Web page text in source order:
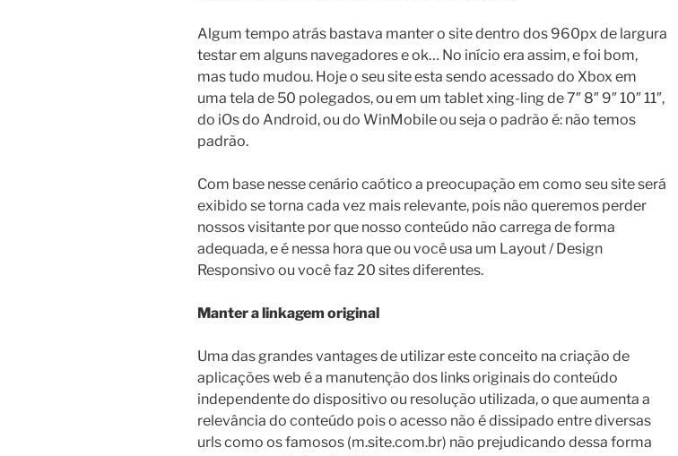
Algum tempo atrás bastava manter o site dentro dos 960px de largura
testar em alguns navegadores e ok… No início era assim, e foi bom,
mas tudo mudou. Hoje o seu site esta sendo acessado do Xbox em
uma tela de 50 polegados, ou em um tablet xing-ling de 7″ 8″ 9″ 10″ 11″,
do iOs do Android, ou do WinMobile ou seja o padrão é: não temos
padrão.
Com base nesse cenário caótico a preocupação em como seu site será
exibido se torna cada vez mais relevante, pois não queremos perder
nossos visitante por que nosso conteúdo não carrega de forma
adequada, e é nessa hora que ou você usa um Layout / Design
Responsivo ou você faz 20 sites diferentes.
Manter a linkagem original
Uma das grandes vantages de utilizar este conceito na criação de
aplicações web é a manutenção dos links originais do conteúdo
independente do dispositivo ou resolução utilizada, o que aumenta a
relevância do conteúdo pois o acesso não é dissipado entre diversas
urls como os famosos (m.site.com.br) não prejudicando dessa forma